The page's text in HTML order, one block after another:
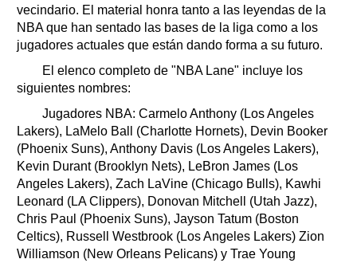
vecindario. El material honra tanto a las leyendas de la
NBA que han sentado las bases de la liga como a los
jugadores actuales que están dando forma a su futuro.
El elenco completo de "NBA Lane" incluye los
siguientes nombres:
Jugadores NBA: Carmelo Anthony (Los Angeles
Lakers), LaMelo Ball (Charlotte Hornets), Devin Booker
(Phoenix Suns), Anthony Davis (Los Angeles Lakers),
Kevin Durant (Brooklyn Nets), LeBron James (Los
Angeles Lakers), Zach LaVine (Chicago Bulls), Kawhi
Leonard (LA Clippers), Donovan Mitchell (Utah Jazz),
Chris Paul (Phoenix Suns), Jayson Tatum (Boston
Celtics), Russell Westbrook (Los Angeles Lakers) Zion
Williamson (New Orleans Pelicans) y Trae Young